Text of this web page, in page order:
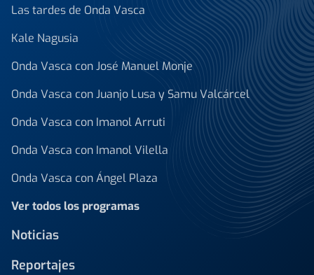
Las tardes de Onda Vasca
Kale Nagusia
Onda Vasca con José Manuel Monje
Onda Vasca con Juanjo Lusa y Samu Valcárcel
Onda Vasca con Imanol Arruti
Onda Vasca con Imanol Vilella
Onda Vasca con Ángel Plaza
Ver todos los programas
Noticias
Reportajes